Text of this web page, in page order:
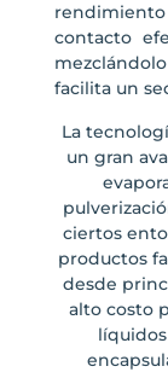
contacto
facilita un
La
un gran
ciertos
productos
desde
alto costo